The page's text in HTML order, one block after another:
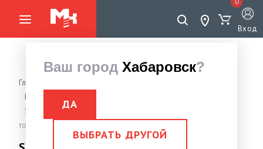
Ваш город Хабаровск?
ДА
ВЫБРАТЬ ДРУГОЙ
Вход
Главная страница
Колеса промышленные, бытовые
SCb (85) Колесная опора, промышленная, поворотная с
тормозом 250 мм (грузопод.210кг)